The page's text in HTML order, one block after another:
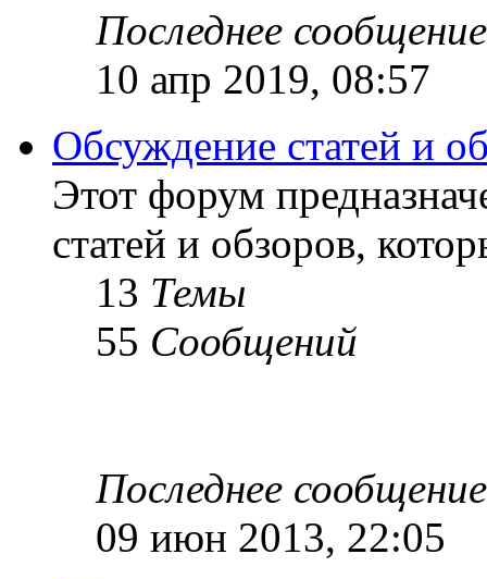
Последнее сообщение
10 апр 2019, 08:57
Обсуждение статей и
Этот форум
статей и обзоров,
13 Темы
55 Сообщений
Последнее сообщение
09 июн 2013, 22:05